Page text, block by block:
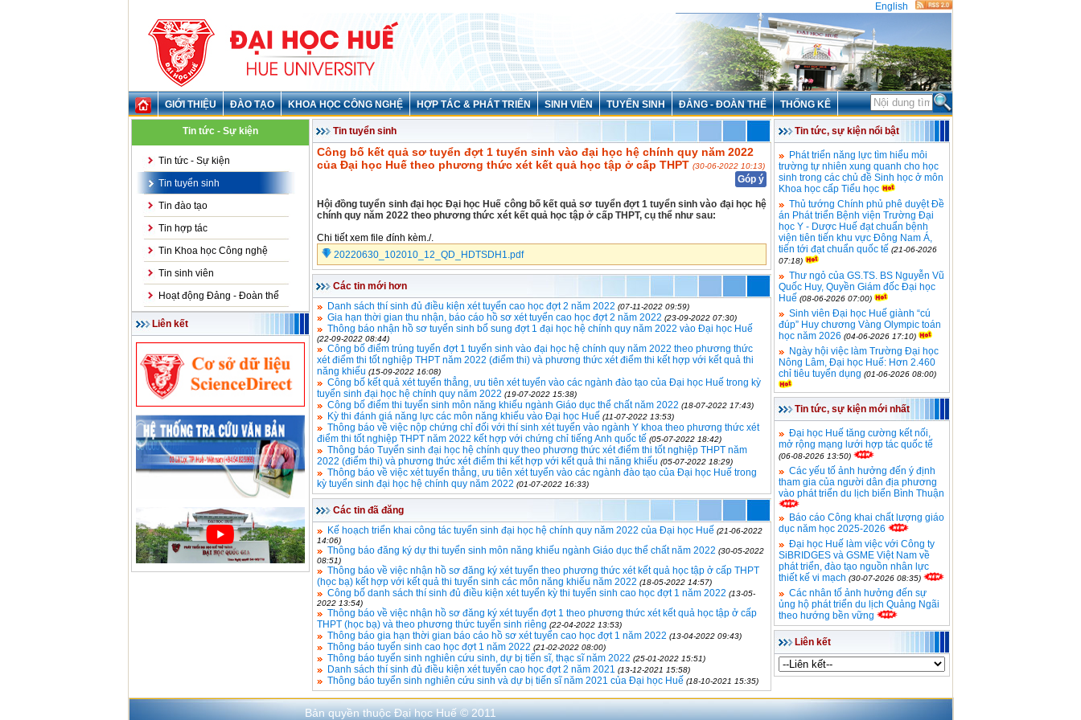
English
GIỚI THIỆU ĐÀO TẠO KHOA HỌC CÔNG NGHỆ HỢP TÁC & PHÁT TRIỂN SINH VIÊN TUYỂN SINH ĐẢNG - ĐOÀN THỂ THỐNG KÊ
Tin tức - Sự kiện
Tin tức - Sự kiện
Tin tuyển sinh
Tin đào tạo
Tin hợp tác
Tin Khoa học Công nghệ
Tin sinh viên
Hoạt động Đảng - Đoàn thể
Liên kết
Tin tuyển sinh
Công bố kết quả sơ tuyển đợt 1 tuyển sinh vào đại học hệ chính quy năm 2022
của Đại học Huế theo phương thức xét kết quả học tập ở cấp THPT (30-06-2022 10:13)
Góp ý
Hội đồng tuyển sinh đại học Đại học Huế công bố kết quả sơ tuyển đợt 1 tuyển sinh vào đại học hệ
chính quy năm 2022 theo phương thức xét kết quả học tập ở cấp THPT, cụ thể như sau:
Chi tiết xem file đính kèm./.
20220630_102010_12_QD_HDTSDH1.pdf
Các tin mới hơn
Danh sách thí sinh đủ điều kiện xét tuyển cao học đợt 2 năm 2022 (07-11-2022 09:59)
Gia hạn thời gian thu nhận, báo cáo hồ sơ xét tuyển cao học đợt 2 năm 2022 (23-09-2022 07:30)
Thông báo nhận hồ sơ tuyển sinh bổ sung đợt 1 đại học hệ chính quy năm 2022 vào Đại học Huế
(22-09-2022 08:44)
Công bố điểm trúng tuyển đợt 1 tuyển sinh vào đại học hệ chính quy năm 2022 theo phương thức
xét điểm thi tốt nghiệp THPT năm 2022 (điểm thi) và phương thức xét điểm thi kết hợp với kết quả thi
năng khiếu (15-09-2022 16:08)
Công bố kết quả xét tuyển thẳng, ưu tiên xét tuyển vào các ngành đào tạo của Đại học Huế trong kỳ
tuyển sinh đại học hệ chính quy năm 2022 (19-07-2022 15:38)
Công bố điểm thi tuyển sinh môn năng khiếu ngành Giáo dục thể chất năm 2022 (18-07-2022 17:43)
Kỳ thi đánh giá năng lực các môn năng khiếu vào Đại học Huế (11-07-2022 13:53)
Thông báo về việc nộp chứng chỉ đối với thí sinh xét tuyển vào ngành Y khoa theo phương thức xét
điểm thi tốt nghiệp THPT năm 2022 kết hợp với chứng chỉ tiếng Anh quốc tế (05-07-2022 18:42)
Thông báo Tuyển sinh đại học hệ chính quy theo phương thức xét điểm thi tốt nghiệp THPT năm
2022 (điểm thi) và phương thức xét điểm thi kết hợp với kết quả thi năng khiếu (05-07-2022 18:29)
Thông báo về việc xét tuyển thẳng, ưu tiên xét tuyển vào các ngành đào tạo của Đại học Huế trong
kỳ tuyển sinh đại học hệ chính quy năm 2022 (01-07-2022 16:33)
Các tin đã đăng
Kế hoạch triển khai công tác tuyển sinh đại học hệ chính quy năm 2022 của Đại học Huế (21-06-2022
14:06)
Thông báo đăng ký dự thi tuyển sinh môn năng khiếu ngành Giáo dục thể chất năm 2022 (30-05-2022
08:51)
Thông báo về việc nhận hồ sơ đăng ký xét tuyển theo phương thức xét kết quả học tập ở cấp THPT
(học bạ) kết hợp với kết quả thi tuyển sinh các môn năng khiếu năm 2022 (18-05-2022 14:57)
Công bố danh sách thí sinh đủ điều kiện xét tuyển kỳ thi tuyển sinh cao học đợt 1 năm 2022 (13-05-
2022 13:54)
Thông báo về việc nhận hồ sơ đăng ký xét tuyển đợt 1 theo phương thức xét kết quả học tập ở cấp
THPT (học bạ) và theo phương thức tuyển sinh riêng (22-04-2022 13:53)
Thông báo gia hạn thời gian báo cáo hồ sơ xét tuyển cao học đợt 1 năm 2022 (13-04-2022 09:43)
Thông báo tuyển sinh cao học đợt 1 năm 2022 (21-02-2022 08:00)
Thông báo tuyển sinh nghiên cứu sinh, dự bị tiến sĩ, thạc sĩ năm 2022 (25-01-2022 15:51)
Danh sách thí sinh đủ điều kiện xét tuyển cao học đợt 2 năm 2021 (13-12-2021 15:58)
Thông báo tuyển sinh nghiên cứu sinh và dự bị tiến sĩ năm 2021 của Đại học Huế (18-10-2021 15:35)
Tin tức, sự kiện nổi bật
Phát triển năng lực tìm hiểu môi
trường tự nhiên xung quanh cho học
sinh trong các chủ đề Sinh học ở môn
Khoa học cấp Tiểu học
Thủ tướng Chính phủ phê duyệt Đề
án Phát triển Bệnh viện Trường Đại
học Y - Dược Huế đạt chuẩn bệnh
viện tiên tiến khu vực Đông Nam Á,
tiến tới đạt chuẩn quốc tế (21-06-2026
07:18)
Thư ngỏ của GS.TS. BS Nguyễn Vũ
Quốc Huy, Quyền Giám đốc Đại học
Huế (08-06-2026 07:00)
Sinh viên Đại học Huế giành “cú
đúp” Huy chương Vàng Olympic toán
học năm 2026 (04-06-2026 17:10)
Ngày hội việc làm Trường Đại học
Nông Lâm, Đại học Huế: Hơn 2.460
chỉ tiêu tuyển dụng (01-06-2026 08:00)
Tin tức, sự kiện mới nhất
Đại học Huế tăng cường kết nối,
mở rộng mạng lưới hợp tác quốc tế
(06-08-2026 13:50)
Các yếu tố ảnh hưởng đến ý định
tham gia của người dân địa phương
vào phát triển du lịch biển Bình Thuận
Báo cáo Công khai chất lượng giáo
dục năm học 2025-2026
Đại học Huế làm việc với Công ty
SiBRIDGES và GSME Việt Nam về
phát triển, đào tạo nguồn nhân lực
thiết kế vi mạch (30-07-2026 08:35)
Các nhân tố ảnh hưởng đến sự
ủng hộ phát triển du lịch Quảng Ngãi
theo hướng bền vững
Liên kết
Bản quyền thuộc Đại học Huế © 2011